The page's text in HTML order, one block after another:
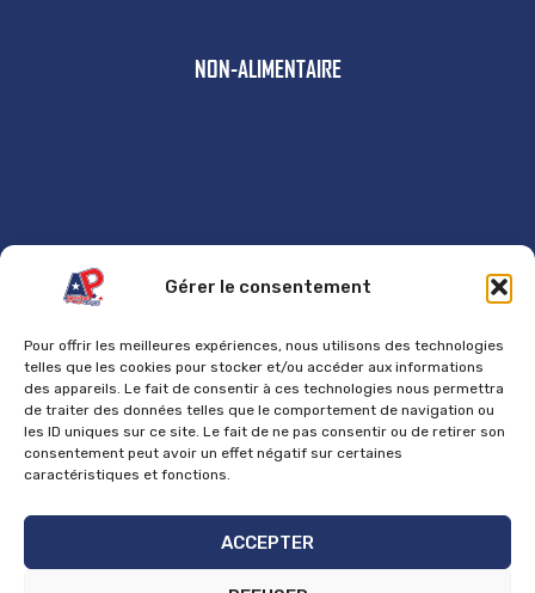
Gérer le consentement
Pour offrir les meilleures expériences, nous utilisons des technologies
telles que les cookies pour stocker et/ou accéder aux informations
des appareils. Le fait de consentir à ces technologies nous permettra
de traiter des données telles que le comportement de navigation ou
les ID uniques sur ce site. Le fait de ne pas consentir ou de retirer son
consentement peut avoir un effet négatif sur certaines
caractéristiques et fonctions.
ACCEPTER
NON-ALIMENTAIRE
GÉNÉRAL
Contact
Mentions Légales
Politique de cookies
Politique de confidentialité
Politique de retours et de remboursements